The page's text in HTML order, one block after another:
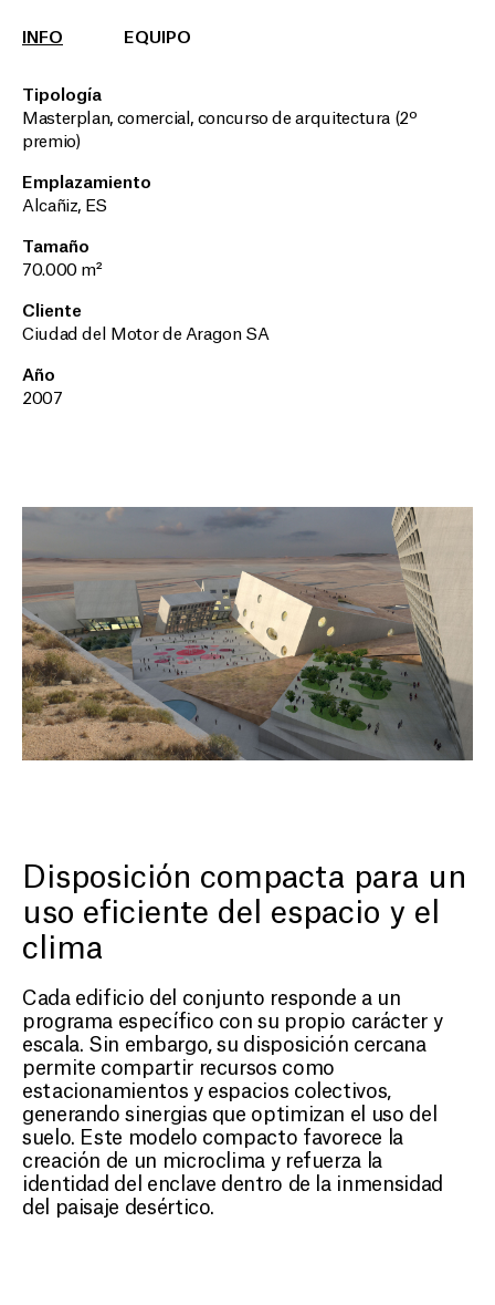
INFO EQUIPO
Tipología
Masterplan, comercial, concurso de arquitectura (2º
premio)
Emplazamiento
Alcañiz, ES
Tamaño
70.000 m²
Cliente
Ciudad del Motor de Aragon SA
Año
2007
Disposición compacta para un
uso eficiente del espacio y el
clima
Cada edificio del conjunto responde a un
programa específico con su propio carácter y
escala. Sin embargo, su disposición cercana
permite compartir recursos como
estacionamientos y espacios colectivos,
generando sinergias que optimizan el uso del
suelo. Este modelo compacto favorece la
creación de un microclima y refuerza la
identidad del enclave dentro de la inmensidad
del paisaje desértico.